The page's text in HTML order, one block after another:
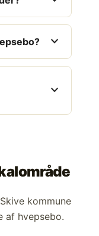
expand_more
expand_more
kommune
af hvepsebo.